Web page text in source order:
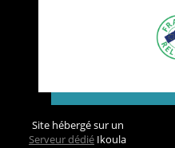
Site hébergé sur un
Serveur dédié Ikoula